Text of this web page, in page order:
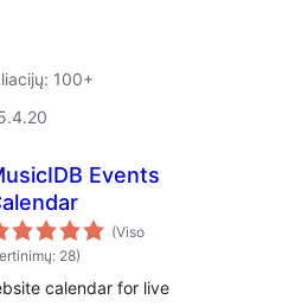
100+
Events
(Viso
28)
calendar for live